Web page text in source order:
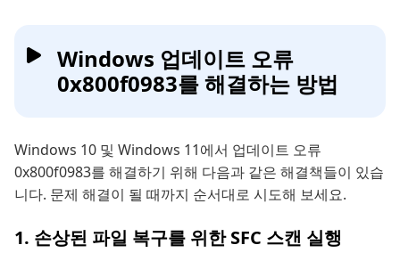
Windows 업데이트 오류
0x800f0983를 해결하는 방법
Windows 10 및 Windows 11에서 업데이트 오류
0x800f0983를 해결하기 위해 다음과 같은 해결책들이 있습
니다. 문제 해결이 될 때까지 순서대로 시도해 보세요.
1. 손상된 파일 복구를 위한 SFC 스캔 실행